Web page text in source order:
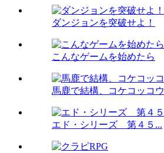
ダンジョンを突破せよ！
こんなゲームを始めたら
馬鹿で結構、コケコッコウ
エド・シリーズ 第４５...